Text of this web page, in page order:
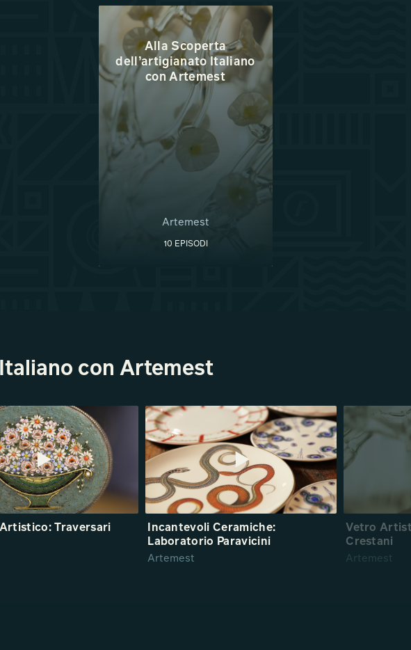
Alla Scoperta
dell’artigianato Italiano
con Artemest
Artemest
10 EPISODI
con Artemest
Traversari
Incantevoli Ceramiche:
Laboratorio Paravicini
Artemest
Vetro
Crestani
Artemest